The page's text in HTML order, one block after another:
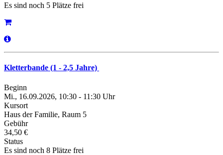
Es sind noch 5 Plätze frei
Kletterbande (1 - 2,5 Jahre)
Beginn
Mi., 16.09.2026, 10:30 - 11:30 Uhr
Kursort
Haus der Familie, Raum 5
Gebühr
34,50 €
Status
Es sind noch 8 Plätze frei